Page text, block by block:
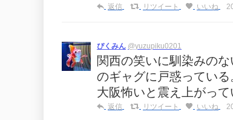
返信 リツイート いいね
ぴくみん @yuzupiku0201
関西の笑いに馴染みの
のギャグに戸惑ってい
大阪怖いと震え上がって
返信 リツイート いいね